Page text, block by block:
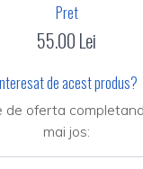
Pret
55.00 Lei
de acest produs?
de oferta
mai jos: